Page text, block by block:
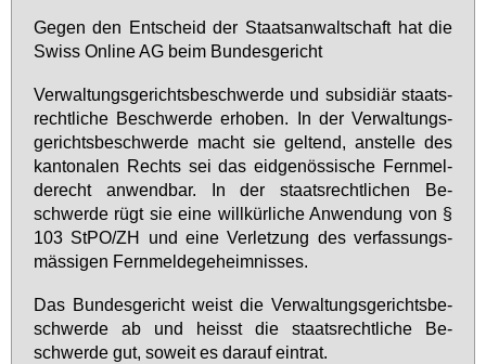
Ge­gen den Ent­scheid der Staats­an­walt­schaft hat die
Swiss On­line AG beim Bun­des­ge­richt
Ver­wal­tungs­ge­richts­be­schwer­de und sub­si­di­är staats­
recht­li­che Be­schwer­de er­ho­ben. In der Ver­wal­tungs­
ge­richts­be­schwer­de macht sie gel­tend, an­stel­le des
kan­to­na­len Rechts sei das eid­ge­nös­si­sche Fern­mel­
de­recht an­wend­bar. In der staats­recht­li­chen Be­
schwer­de rügt sie ei­ne will­kür­li­che An­wen­dung von §
103 StPO/ZH und ei­ne Ver­let­zung des ver­fas­sungs­
mäs­si­gen Fern­mel­de­ge­heim­nis­ses.
Das Bun­des­ge­richt weist die Ver­wal­tungs­ge­richts­be­
schwer­de ab und heisst die staats­recht­li­che Be­
schwer­de gut, so­weit es dar­auf ein­trat.